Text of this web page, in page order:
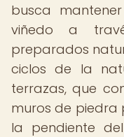
busca
viñedo a
preparados
ciclos de la
terrazas, que
muros de
la pendiente